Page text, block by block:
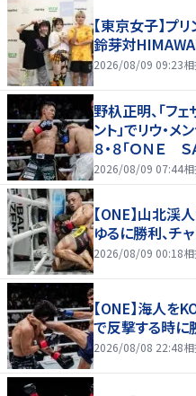
【東京女子】プ
鈴芽対
2026/08/09 09:23
野杁正明、「フ
ント」でリウ・
８・８「ＯＮＥ
2026/08/09 07:44
【ONE】山北渓
ゆるに勝利、チ
2026/08/09 00:18
【ONE】海人を
で反撃する時に
2026/08/08 22:48